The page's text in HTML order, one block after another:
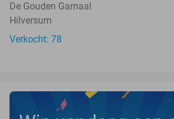
De Gouden Garnaal
Hilversum
Verkocht: 78